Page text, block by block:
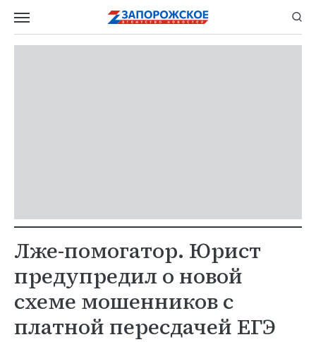
Лже-помогатор. Юрист
предупредил о новой
схеме мошенников с
платной пересдачей ЕГЭ